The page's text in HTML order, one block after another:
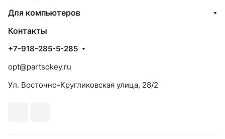
Для компьютеров
Контакты
+7-918-285-5-285
opt@partsokey.ru
Ул. Восточно-Кругликовская улица, 28/2